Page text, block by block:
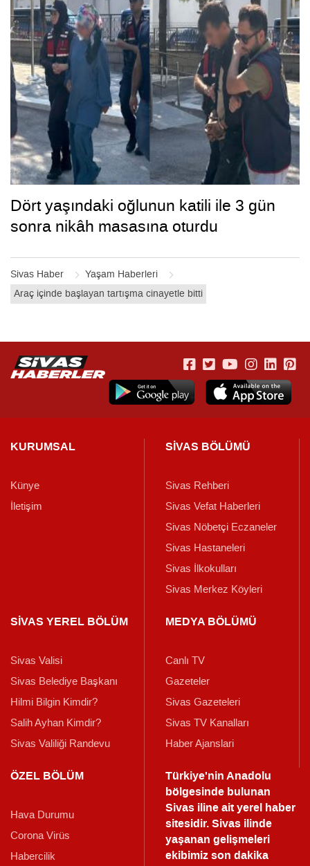
Sivas Haber
Yaşam Haberleri
Araç içinde başlayan tartışma cinayetle bitti
Dört yaşındaki oğlunun katili ile 3 gün
sonra nikâh masasına oturdu
KURUMSAL
Künye
İletişim
SİVAS BÖLÜMÜ
Sivas Rehberi
Sivas Vefat Haberleri
Sivas Nöbetçi Eczaneler
Sivas Hastaneleri
Sivas İlkokulları
Sivas Merkez Köyleri
SİVAS YEREL BÖLÜM
Sivas Valisi
Sivas Belediye Başkanı
Hilmi Bilgin Kimdir?
Salih Ayhan Kimdir?
Sivas Valiliği Randevu
MEDYA BÖLÜMÜ
Canlı TV
Gazeteler
Sivas Gazeteleri
Sivas TV Kanalları
Haber Ajanslari
ÖZEL BÖLÜM
Hava Durumu
Corona Virüs
Habercilik
Türkiye'nin Anadolu
bölgesinde bulunan
Sivas iline ait yerel haber
sitesidir. Sivas ilinde
yaşanan gelişmeleri
ekibimiz son dakika